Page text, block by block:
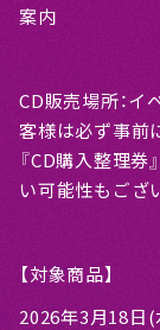
案内
CD販売場所：
客様は必ず事前
『CD購入整理
い可能性もござ
【対象商品】
2026年3月18日